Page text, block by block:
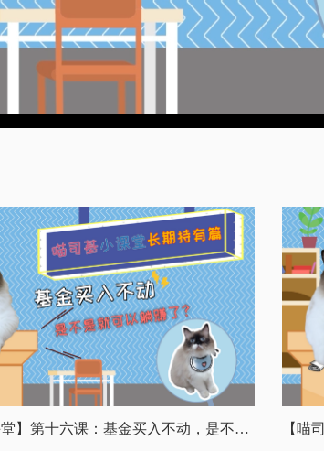
【喵司基小课堂】第十六课：基金买入不动，是不是就可以躺赚了？